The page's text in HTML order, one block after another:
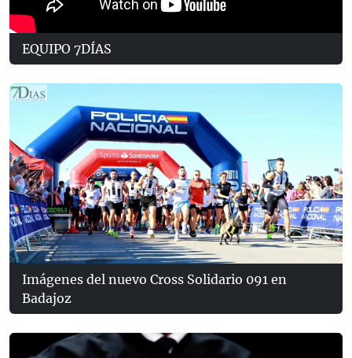
EQUIPO 7DÍAS
Imágenes del nuevo Cross Solidario 091 en
Badajoz